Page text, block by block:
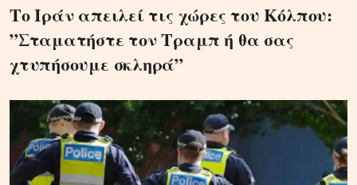
Το Ιράν απειλεί τις χώρες του Κόλπου:
”Σταματήστε τον Τραμπ ή θα σας
χτυπήσουμε σκληρά”